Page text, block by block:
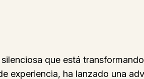
que está
experiencia, ha lanzado una